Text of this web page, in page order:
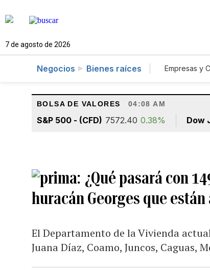
7 de agosto de 2026
Negocios Bienes raíces Empresas y
BOLSA DE VALORES 04:08 AM
S&P 500 - (CFD) 7572.40 0.38% Dow
¿Qué pasará con
huracán Georges que
El Departamento de la Vivienda
Juana Díaz, Coamo, Juncos, Caguas,